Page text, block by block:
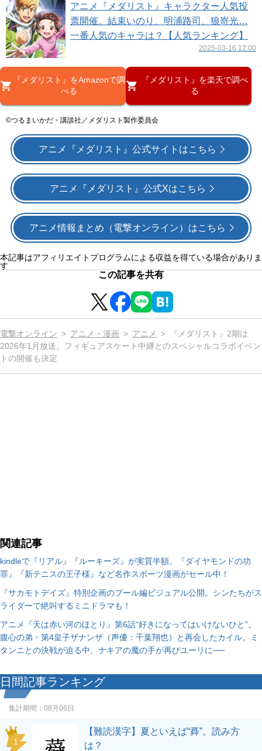
アニメ『メダリスト』キャラクター人気投
票開催。結束いのり、明浦路司、狼嵜光…
一番人気のキャラは？【人気ランキング】
2025-03-16 12:00
『メダリスト』をAmazonで調
べる
『メダリスト』を楽天で調べ
る
©つるまいかだ・講談社／メダリスト製作委員会
アニメ『メダリスト』公式サイトはこちら
アニメ『メダリスト』公式Xはこちら
アニメ情報まとめ（電撃オンライン）はこちら
本記事はアフィリエイトプログラムによる収益を得ている場合がありま
す
この記事を共有
電撃オンライン アニメ・漫画 アニメ
『メダリスト』2期は
2026年1月放送。フィギュアスケート中継とのスペシャルコラボイベン
トの開催も決定
関連記事
kindleで『リアル』『ルーキーズ』が実質半額。『ダイヤモンドの功
罪』『新テニスの王子様』など名作スポーツ漫画がセール中！
『サカモトデイズ』特別企画のプール編ビジュアル公開。シンたちがス
ライダーで絶叫するミニドラマも！
アニメ『天は赤い河のほとり』第6話“好きになってはいけないひと”。
腹心の弟・第4皇子ザナンザ（声優：千葉翔也）と再会したカイル。ミ
タンニとの決戦が迫る中、ナキアの魔の手が再びユーリに──
日間記事ランキング
集計期間： 08月06日
1
【難読漢字】夏といえば“蕣”。読み方
は？